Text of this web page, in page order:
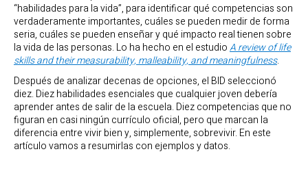
“habilidades para la vida”, para identificar qué competencias son
verdaderamente importantes, cuáles se pueden medir de forma
seria, cuáles se pueden enseñar y qué impacto real tienen sobre
la vida de las personas. Lo ha hecho en el estudioA review of life
skills and their measurability, malleability, and meaningfulness.
Después de analizar decenas de opciones, el BID seleccionó
diez. Diez habilidades esenciales que cualquier joven debería
aprender antes de salir de la escuela. Diez competencias que no
figuran en casi ningún currículo oficial, pero que marcan la
diferencia entre vivir bien y, simplemente, sobrevivir. En este
artículo vamos a resumirlas con ejemplos y datos.